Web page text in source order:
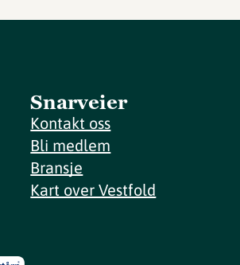
Snarveier
Kontakt oss
Bli medlem
Bransje
Kart over Vestfold